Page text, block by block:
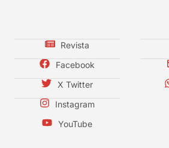
Revista
Facebook
X Twitter
Instagram
YouTube